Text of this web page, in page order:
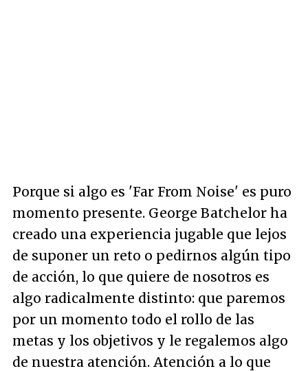
Porque si algo es 'Far From Noise' es puro
momento presente. George Batchelor ha
creado una experiencia jugable que lejos
de suponer un reto o pedirnos algún tipo
de acción, lo que quiere de nosotros es
algo radicalmente distinto: que paremos
por un momento todo el rollo de las
metas y los objetivos y le regalemos algo
de nuestra atención. Atención a lo que